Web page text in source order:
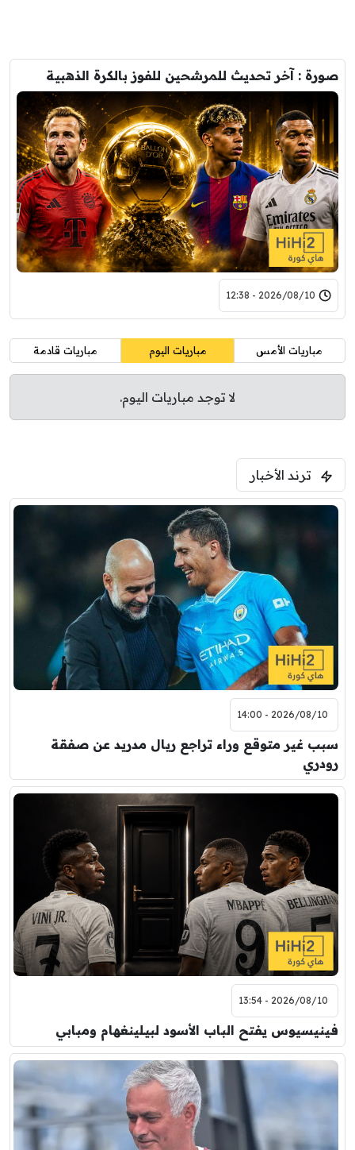
صورة : آخر تحديث للمرشحين للفوز بالكرة الذهبية
2026/08/10 - 12:38
مباريات الأمس مباريات اليوم مباريات قادمة
لا توجد مباريات اليوم.
ترند الأخبار
2026/08/10 - 14:00
سبب غير متوقع وراء تراجع ريال مدريد عن صفقة
رودري
2026/08/10 - 13:54
فينيسيوس يفتح الباب الأسود لبيلينغهام ومبابي